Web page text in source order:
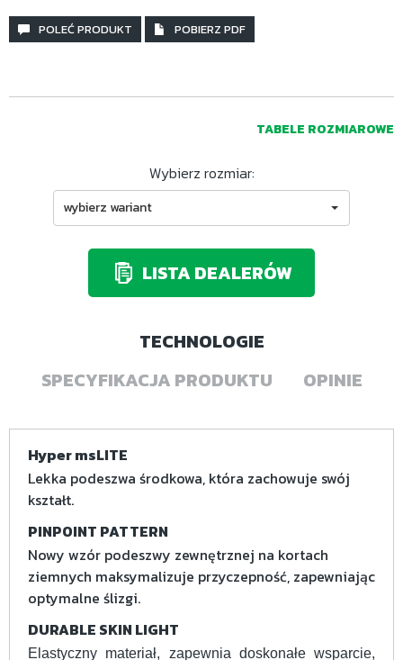
POLEĆ PRODUKT POBIERZ PDF
TABELE ROZMIAROWE
Wybierz rozmiar:
wybierz wariant
LISTA DEALERÓW
TECHNOLOGIE
SPECYFIKACJA PRODUKTU
OPINIE
Hyper msLITE
Lekka podeszwa środkowa, która zachowuje swój
kształt.
PINPOINT PATTERN
Nowy wzór podeszwy zewnętrznej na kortach
ziemnych maksymalizuje przyczepność, zapewniając
optymalne ślizgi.
DURABLE SKIN LIGHT
Elastyczny materiał, zapewnia doskonałe wsparcie,